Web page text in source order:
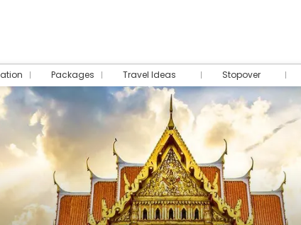
Packages Travel Ideas Stopover